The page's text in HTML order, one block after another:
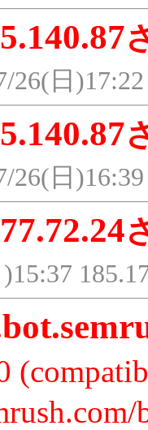
26(日
26(日